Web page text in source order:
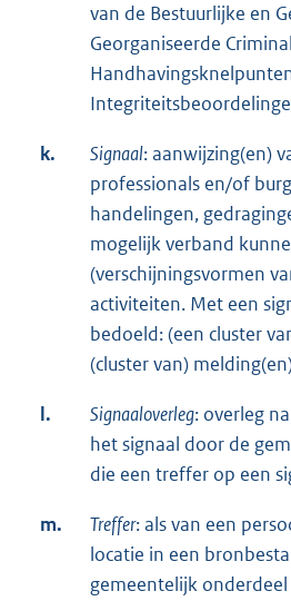
van de Bestuurlijke en
Georganiseerde
k. Signaal: aanwijzing(en)
professionals en/of
handelingen,
mogelijk verband
(verschijningsvormen
activiteiten. Met een
bedoeld: (een cluster
(cluster van)
l. Signaaloverleg: overleg
het signaal door de
die een treffer op een
m. Treffer: als van een
locatie in een
gemeentelijk